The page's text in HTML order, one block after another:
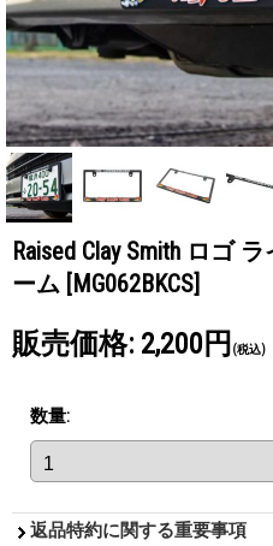
Raised Clay Smith ロゴ
ーム [MG062BKCS]
販売価格: 2,200円 (税込)
数量:
返品特約に関する重要事項